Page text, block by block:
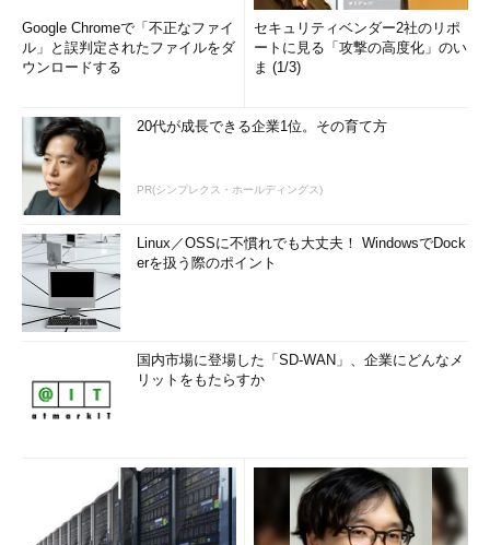
Google Chromeで「不正なファイ
ル」と誤判定されたファイルをダ
ウンロードする
セキュリティベンダー2社のリポ
ートに見る「攻撃の高度化」のい
ま (1/3)
20代が成長できる企業1位。その育て方
PR(シンプレクス・ホールディングス)
Linux／OSSに不慣れでも大丈夫！ WindowsでDock
erを扱う際のポイント
国内市場に登場した「SD-WAN」、企業にどんなメ
リットをもたらすか